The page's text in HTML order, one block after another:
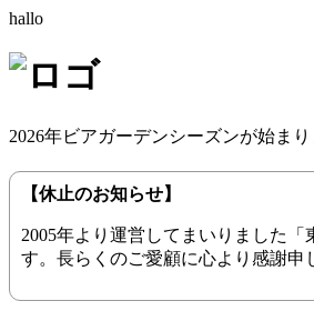
hallo
2026年ビアガーデンシーズンが始ま
【休止のお知らせ】
2005年より運営してまいりました
す。長らくのご愛顧に心より感謝申